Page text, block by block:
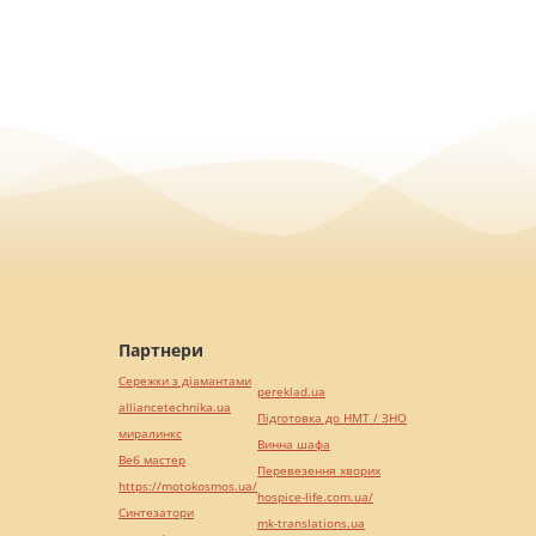
Партнери
Сережки з діамантами
alliancetechnika.ua
миралинкс
Веб мастер
https://motokosmos.ua/
Синтезатори
pereklad.ua
Підготовка до НМТ / ЗНО
Винна шафа
Перевезення хворих
hospice-life.com.ua/
mk-translations.ua